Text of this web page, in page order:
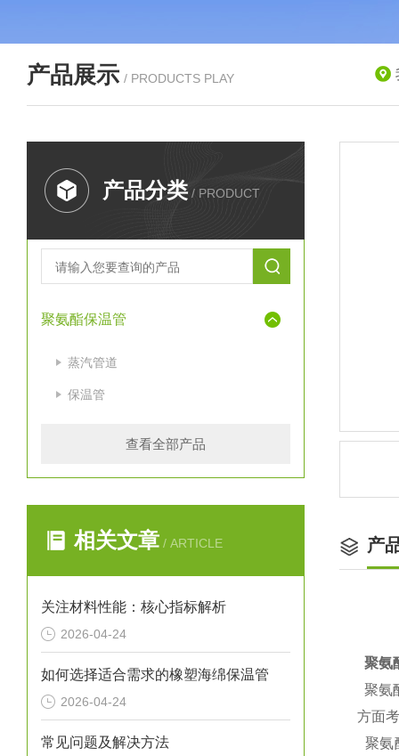
产品展示 / PRODUCTS PLAY
产品分类 / PRODUCT
聚氨酯保温管
蒸汽管道
保温管
查看全部产品
相关文章 / ARTICLE
关注材料性能：核心指标解析
2026-04-24
如何选择适合需求的橡塑海绵保温管
2026-04-24
常见问题及解决方法
产
聚氨
聚氨
方面
聚氨